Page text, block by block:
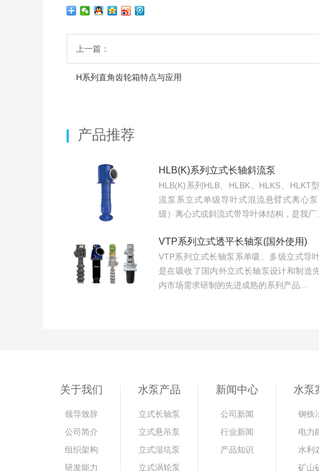
上一篇：
H系列直角齿轮箱特点与应用
产品推荐
HLB(K)系列立式长轴斜流泵
HLB(K)系列HLB、HLBK、HLKS、HLKT
流泵系立式单级导叶式混流悬臂式离心
级）离心式或斜流式带导叶体结构，是我厂...
VTP系列立式透平长轴泵(国外使用)
VTP系列立式长轴泵系单吸、多级立式导
是在吸收了国内外立式长轴泵设计和制造
内市场需求研制的先进成熟的系列产品...
关于我们
领导致辞
公司简介
组织架构
研发能力
水泵产品
立式长轴泵
立式悬吊泵
立式湿坑泵
立式涡轮泵
新闻中心
公司新闻
行业新闻
产品知识
水泵
钢铁
电力
水利
矿山